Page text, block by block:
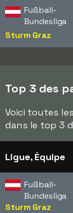
Fußball-
Bundesliga
Sturm Graz
Top 3 des
Voici toutes
dans le top 3
Ligue, Équipe
Fußball-
Bundesliga
Sturm Graz